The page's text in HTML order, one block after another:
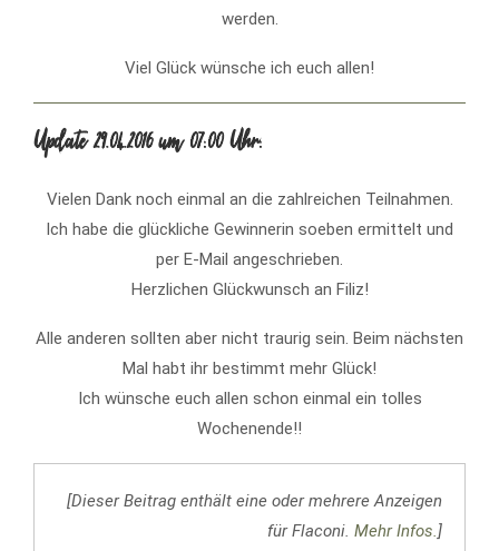
werden.
Viel Glück wünsche ich euch allen!
Update 29.04.2016 um 07:00 Uhr:
Vielen Dank noch einmal an die zahlreichen Teilnahmen.
Ich habe die glückliche Gewinnerin soeben ermittelt und
per E-Mail angeschrieben.
Herzlichen Glückwunsch an Filiz!
Alle anderen sollten aber nicht traurig sein. Beim nächsten
Mal habt ihr bestimmt mehr Glück!
Ich wünsche euch allen schon einmal ein tolles
Wochenende!!
[Dieser Beitrag enthält eine oder mehrere Anzeigen
für Flaconi. Mehr Infos.]